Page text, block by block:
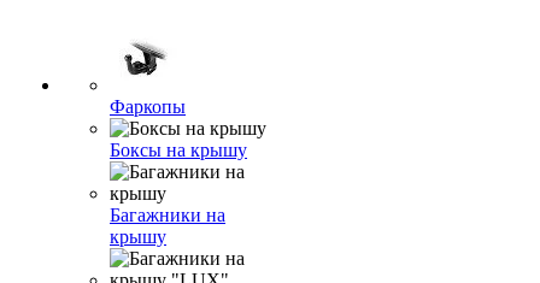
Фаркопы
Боксы на крышу
Багажники на
крышу